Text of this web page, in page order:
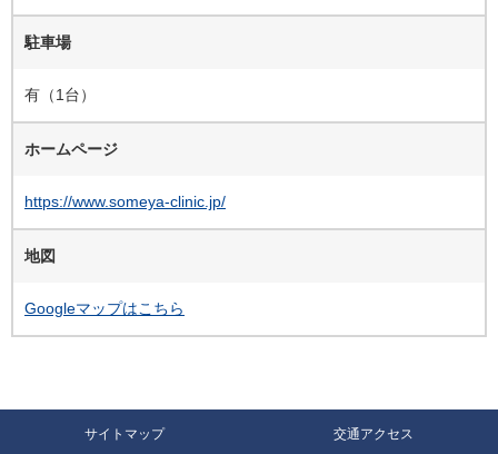
駐車場
有（1台）
ホームページ
https://www.someya-clinic.jp/
地図
Googleマップはこちら
サイトマップ 交通アクセス